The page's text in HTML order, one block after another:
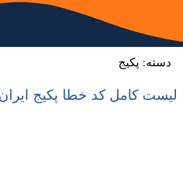
دسته: پکیج
لیست کامل کد خطا پکیج ایران